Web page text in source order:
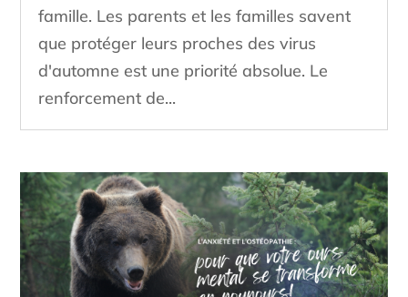
famille. Les parents et les familles savent
que protéger leurs proches des virus
d'automne est une priorité absolue. Le
renforcement de...